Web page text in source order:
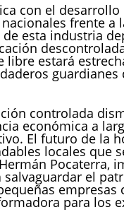
con el
frente
esta industria
estará
controlada
económica a
El futuro de la
locales que
Pocaterra,
el
para los